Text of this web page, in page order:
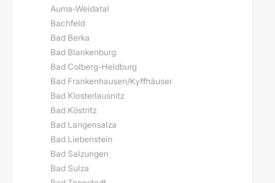
Auma-Weidatal
Bachfeld
Bad Berka
Bad Blankenburg
Bad Colberg-Heldburg
Bad Frankenhausen/Kyffhäuser
Bad Klosterlausnitz
Bad Köstritz
Bad Langensalza
Bad Liebenstein
Bad Salzungen
Bad Sulza